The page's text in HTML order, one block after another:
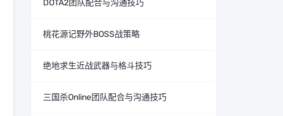
DOTA2团队配合与沟通技巧
桃花源记野外BOSS战策略
绝地求生近战武器与格斗技巧
三国杀Online团队配合与沟通技巧